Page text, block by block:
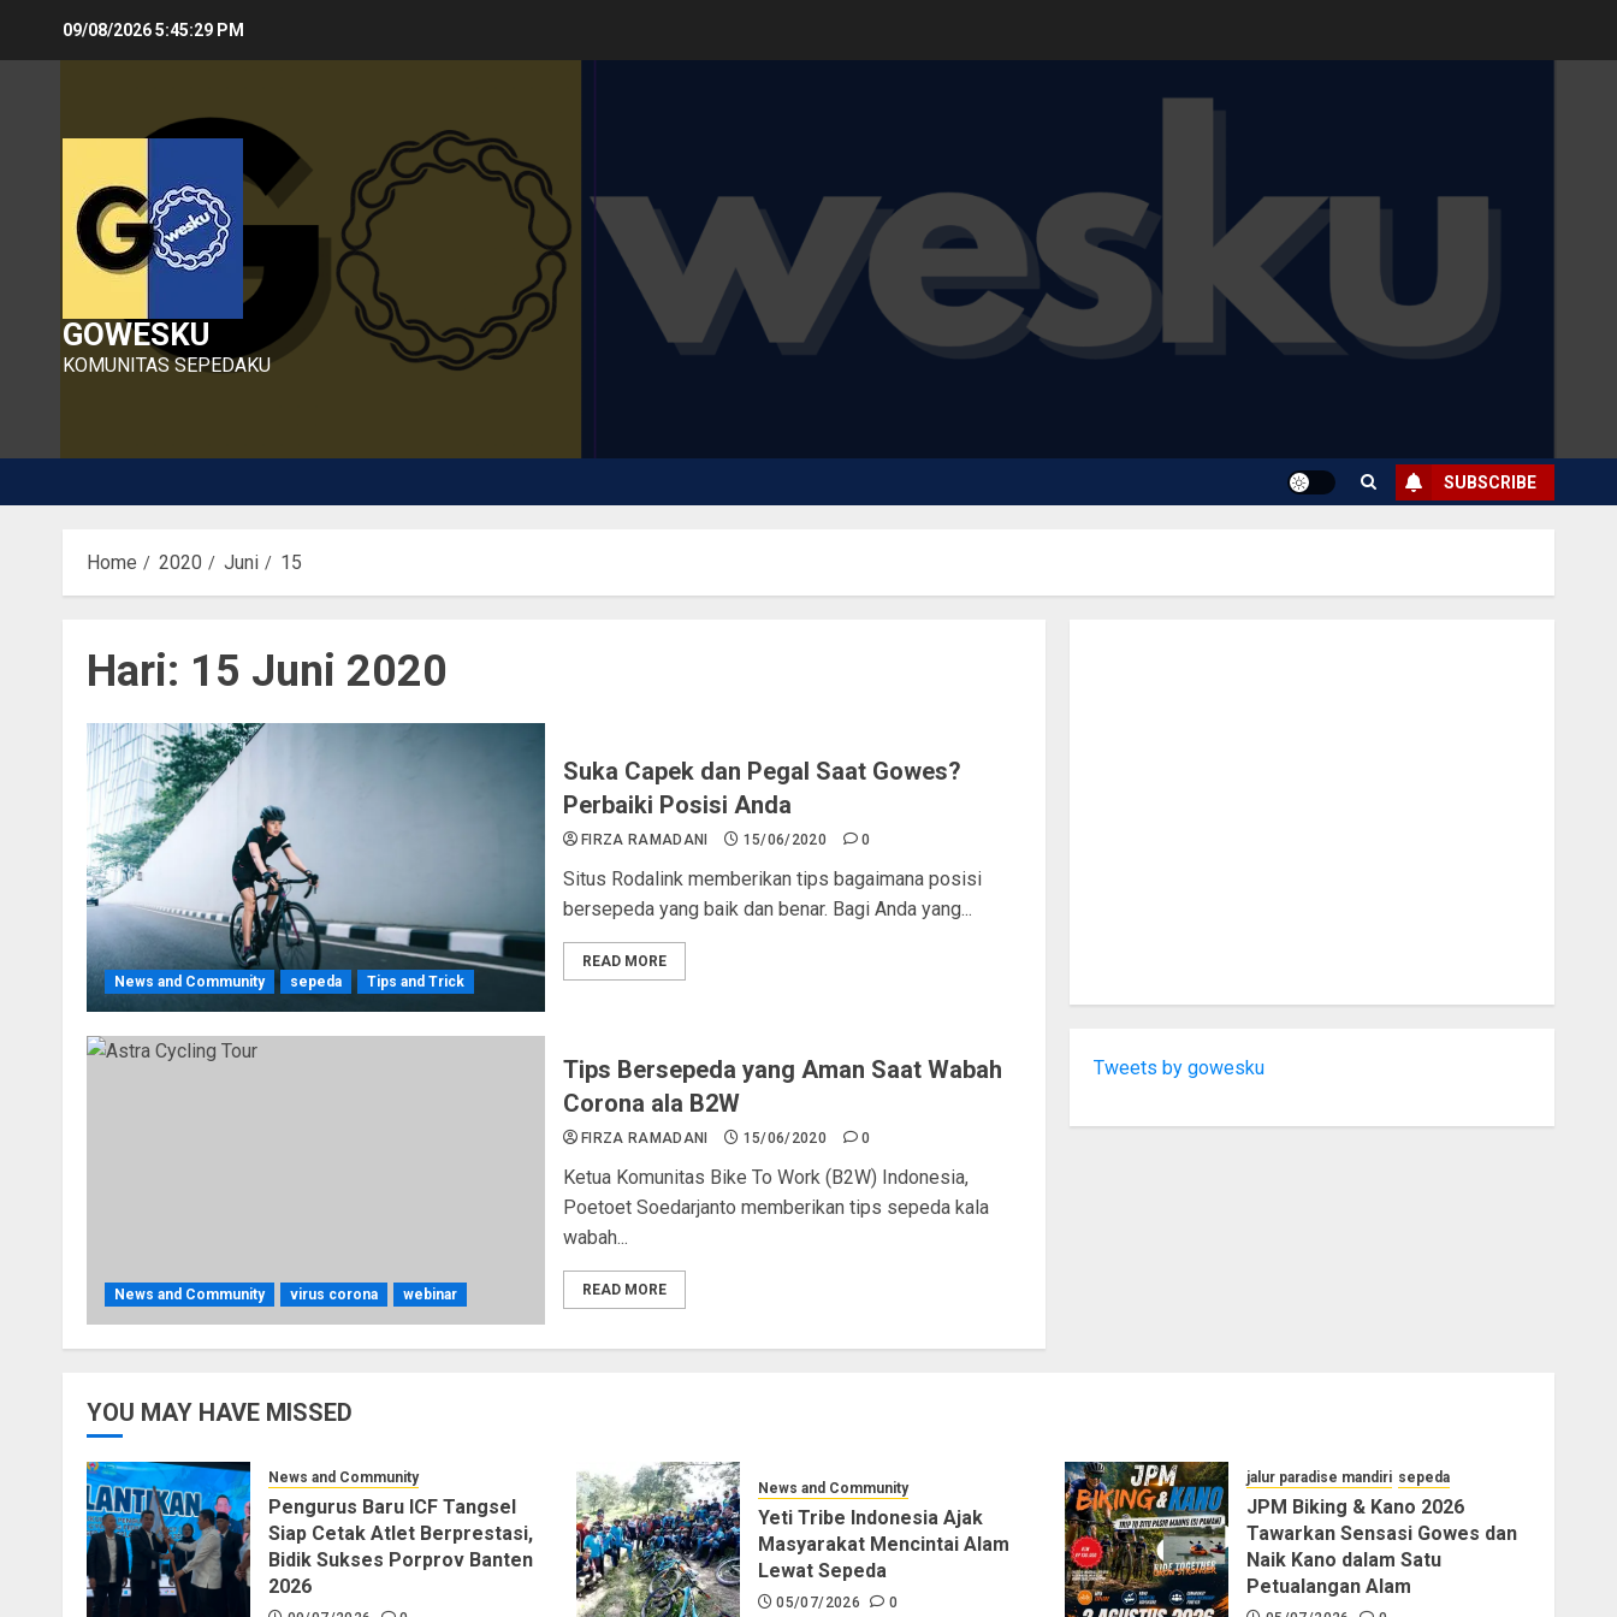
09/08/20265:45:30 PM
GOWESKU
KOMUNITAS SEPEDAKU
SUBSCRIBE
Home 2020 Juni 15
Hari: 15 Juni 2020
News and Community sepeda Tips and Trick
Suka Capek dan Pegal Saat Gowes?
Perbaiki Posisi Anda
FIRZA RAMADANI 15/06/2020 0
Situs Rodalink memberikan tips bagaimana posisi
bersepeda yang baik dan benar. Bagi Anda yang...
READ MORE
News and Community virus corona webinar
Tips Bersepeda yang Aman Saat Wabah
Corona ala B2W
FIRZA RAMADANI 15/06/2020 0
Ketua Komunitas Bike To Work (B2W) Indonesia,
Poetoet Soedarjanto memberikan tips sepeda kala
wabah...
READ MORE
Tweets by gowesku
YOU MAY HAVE MISSED
News and Community
Pengurus Baru ICF Tangsel
Siap Cetak Atlet Berprestasi,
Bidik Sukses Porprov Banten
2026
News and Community
Yeti Tribe Indonesia Ajak
Masyarakat Mencintai Alam
Lewat Sepeda
05/07/2026 0
jalur paradise mandiri sepeda
JPM Biking & Kano 2026
Tawarkan Sensasi Gowes dan
Naik Kano dalam Satu
Petualangan Alam